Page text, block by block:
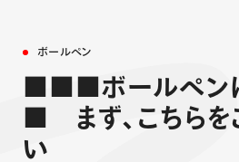
商品を探すトップ
ボールペン
ボー ルペン
ボールペン
まず、 こちらを
い